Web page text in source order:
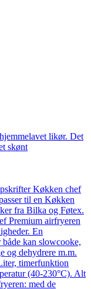
likør. Det
skønt
Køkken chef
til en Køkken
fra Bilka og Føtex.
Premium airfryeren
En
kan slowcooke,
og dehydrere m.m.
timerfunktion
(40-230°C). Alt
med de